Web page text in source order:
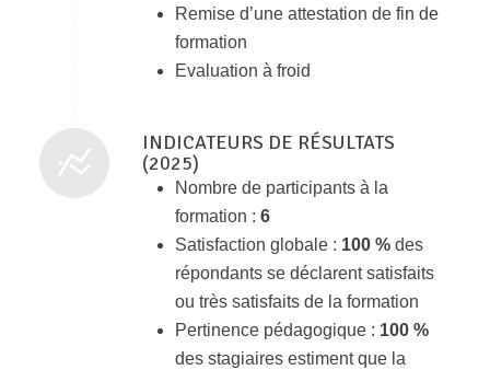
Remise d’une attestation de fin de
formation
Evaluation à froid
INDICATEURS DE RÉSULTATS
(2025)
Nombre de participants à la
formation : 6
Satisfaction globale : 100 %des
répondants se déclarent satisfaits
ou très satisfaits de la formation
Pertinence pédagogique : 100 %
des stagiaires estiment que la